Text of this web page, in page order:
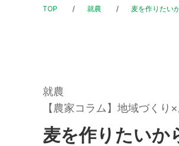
TOP 就農 麦を作りたい
就農
【農家コラム】地域づく
麦を作りたいか